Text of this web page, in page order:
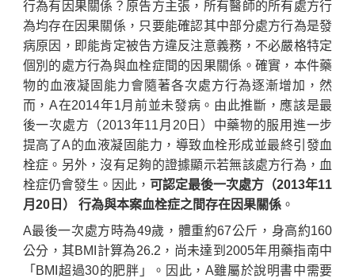
行為有因果關係？原告方主張，所有醫師的所有處方行
為均存在因果關係，只要能確認其中部分處方行為是發
病原因，即能肯定被告方違反注意義務，不必嚴格特定
個別的處方行為與血栓症間的因果關係。確實，本件藥
物的血液凝固能力會隨著各次處方行為逐漸增加，然
而，A在2014年1月前並未發病。由此推斷，應該是最
後一次處方（2013年11月20日）中藥物的服用進一步
提高了A的血液凝固能力，導致血栓形成並最終引發血
栓症。另外，沒有足夠的證據顯示若無該處方行為，血
栓症仍會發生。因此， 可認定最後一次處方（2013年11
月20日） 行為與本案血栓症之間存在因果關係。
A最後一次處方時為49歲，體重約67公斤，身高約160
公分，其BMI計算為26.2，尚未達到2005年用藥指南中
「BMI超過30的肥胖」。因此，A雖屬於說明書中需要